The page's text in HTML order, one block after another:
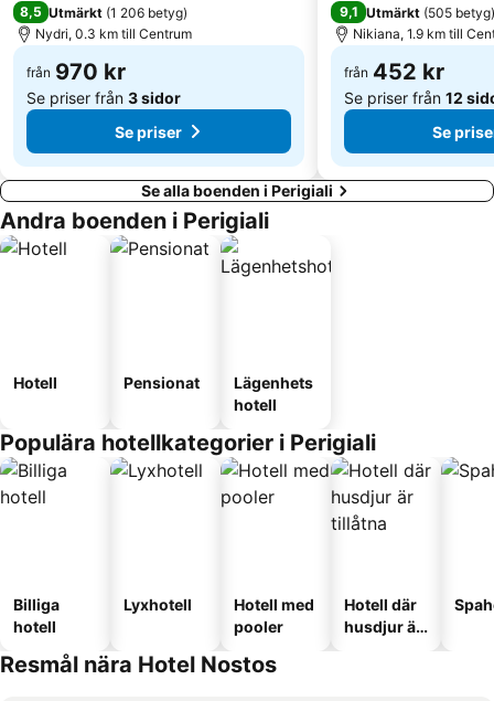
8,5 Utmärkt (1 206 betyg)
Nydri, 0.3 km till Centrum
från 970 kr
Se priser från 3 sidor
Se priser
9,1 Utmärkt (505 betyg)
Nikiana, 1.9 km till
från 452 kr
Se priser från 12
Se
Se alla boenden i Perigiali
Andra boenden i Perigiali
Hotell Pensionat
Lägenhets
hotell
Populära hotellkategorier i Perigiali
Billiga
hotell
Lyxhotell
Hotell med
pooler
Hotell där
husdjur är
Resmål nära Hotel Nostos